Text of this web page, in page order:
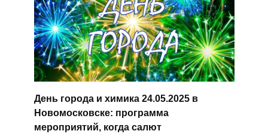
День города и химика 24.05.2025 в
Новомосковске: программа
мероприятий, когда салют